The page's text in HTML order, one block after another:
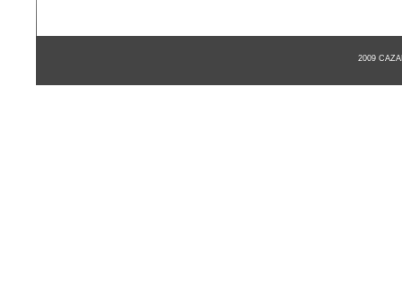
2009